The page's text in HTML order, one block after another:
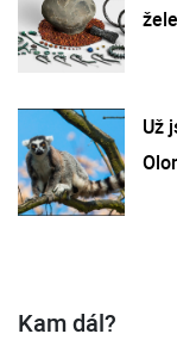
Už
Kam dál?